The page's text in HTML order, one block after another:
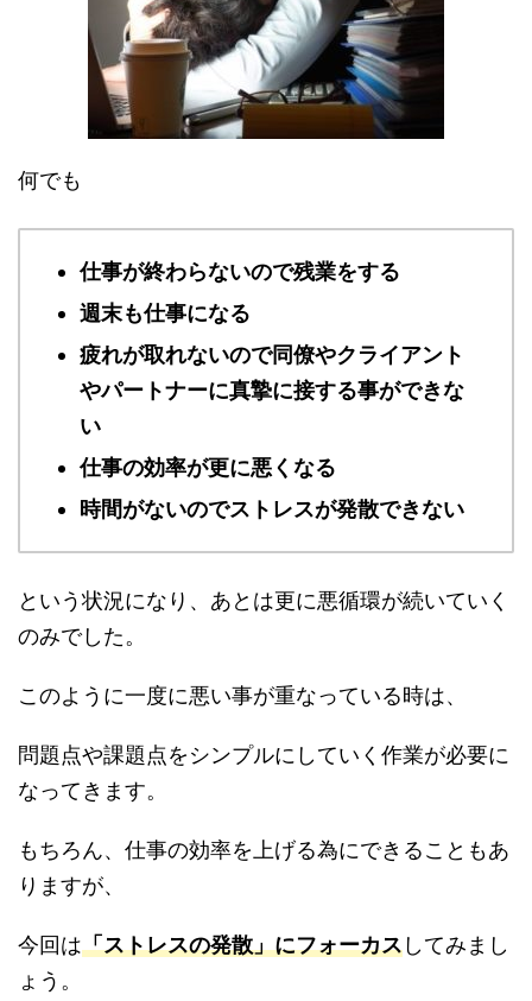
何でも
仕事が終わらないので残業をする
週末も仕事になる
疲れが取れないので同僚やクライアント
やパートナーに真摯に接する事ができな
い
仕事の効率が更に悪くなる
時間がないのでストレスが発散できない
という状況になり、あとは更に悪循環が続いていく
のみでした。
このように一度に悪い事が重なっている時は、
問題点や課題点をシンプルにしていく作業が必要に
なってきます。
もちろん、仕事の効率を上げる為にできることもあ
りますが、
今回は「ストレスの発散」にフォーカスしてみまし
ょう。